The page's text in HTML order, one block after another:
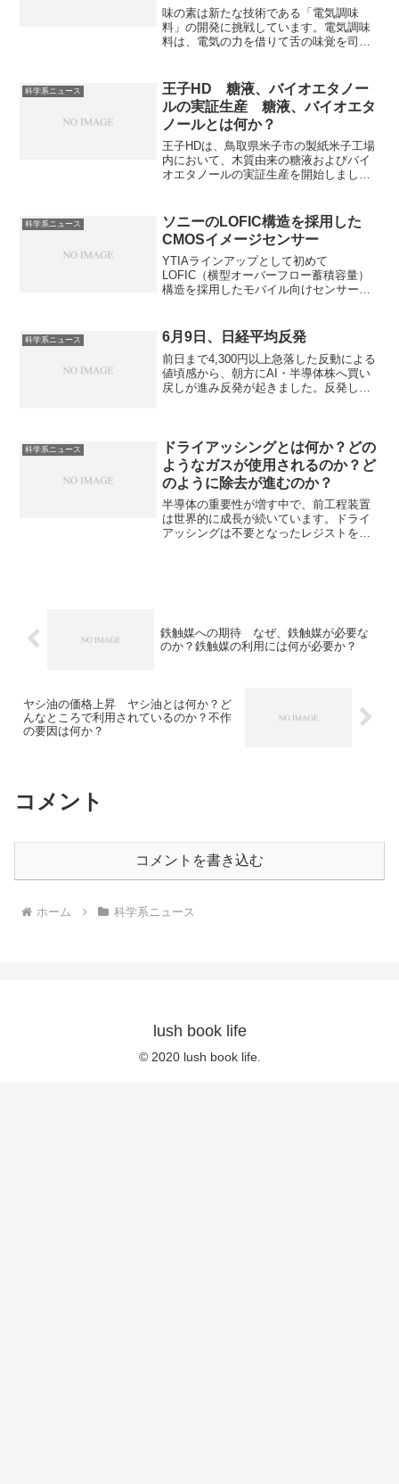
味の素は新たな技術である「電気調味
料」の開発に挑戦しています。電気調味
料は、電気の力を借りて舌の味覚を司る
と感じてしまいがちな減塩などを続けや
すくできる技術として期待されていま
す。電気調味料の特徴などを知ることが
できます。
科学系ニュース
王子HD 糖液、バイオエタノー
ルの実証生産 糖液、バイオエタ
ノールとは何か？
王子HDは、鳥取県米子市の製紙米子工場
内において、木質由来の糖液およびバイ
オエタノールの実証生産を開始しまし
ニュートラルにつながる技術として注目
されています。糖液やエタノールの特徴
や用途を知ることができます。
科学系ニュース
ソニーのLOFIC構造を採用した
CMOSイメージセンサー
YTIAラインアップとして初めて
LOFIC（横型オーバーフロー蓄積容量）
構造を採用したモバイル向けセンサーで
科学系ニュース 6月9日、日経平均反発
前日まで4,300円以上急落した反動による
値頃感から、朝方にAI・半導体株へ買い
戻しが進み反発が起きました。反発した
科学系ニュース
ドライアッシングとは何か？どの
ようなガスが使用されるのか？ど
のように除去が進むのか？
半導体の重要性が増す中で、前工程装置
は世界的に成長が続いています。ドライ
アッシングは不要となったレジストを、
鉄触媒への期待 なぜ、鉄触媒が必要な
のか？鉄触媒の利用には何が必要か？
​ヤシ油の価格上昇 ヤシ油とは何か？ど
んなところで利用されているのか？不作
の要因は何か？
コメント
コメントを書き込む
ホーム 科学系ニュース
lush book life
© 2020 lush book life.